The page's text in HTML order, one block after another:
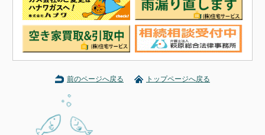
前のページへ戻る トップページへ戻る